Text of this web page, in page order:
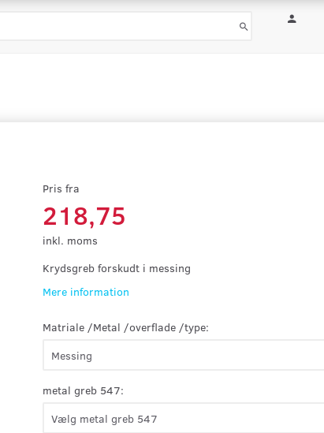
Pris fra
218,75
inkl. moms
Krydsgreb forskudt i messing
Mere information
Matriale /Metal /overflade /type:
metal greb 547: